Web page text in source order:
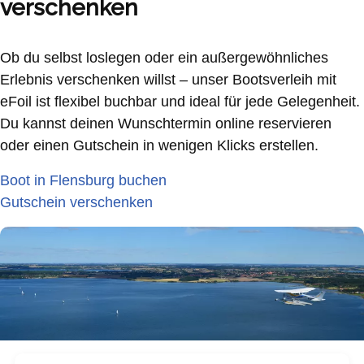
verschenken
Ob du selbst loslegen oder ein außergewöhnliches
Erlebnis verschenken willst – unser Bootsverleih mit
eFoil ist flexibel buchbar und ideal für jede Gelegenheit.
Du kannst deinen Wunschtermin online reservieren
oder einen Gutschein in wenigen Klicks erstellen.
Boot in Flensburg buchen
Gutschein verschenken